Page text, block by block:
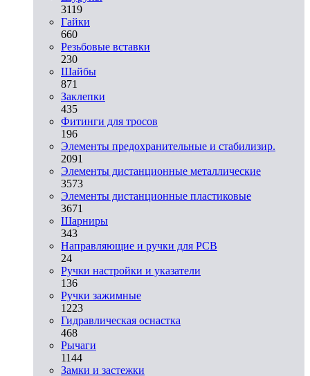
3119
Гайки
660
Резьбовые вставки
230
Шайбы
871
Заклепки
435
Фитинги для тросов
196
Элементы предохранительные и стабилизир.
2091
Элементы дистанционные металлические
3573
Элементы дистанционные пластиковые
3671
Шарниры
343
Направляющие и ручки для PCB
24
Ручки настройки и указатели
136
Ручки зажимные
1223
Гидравлическая оснастка
468
Рычаги
1144
Замки и застежки